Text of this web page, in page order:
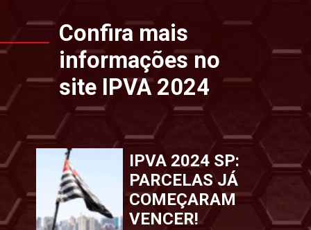
IPVA 2024 SP:
PARCELAS JÁ
COMEÇARAM
VENCER!
Confira mais
informações no
site IPVA 2024